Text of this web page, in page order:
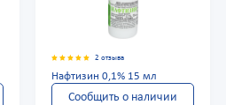
2 отзыва
Нафтизин 0,1% 15 мл
Сообщить о наличии